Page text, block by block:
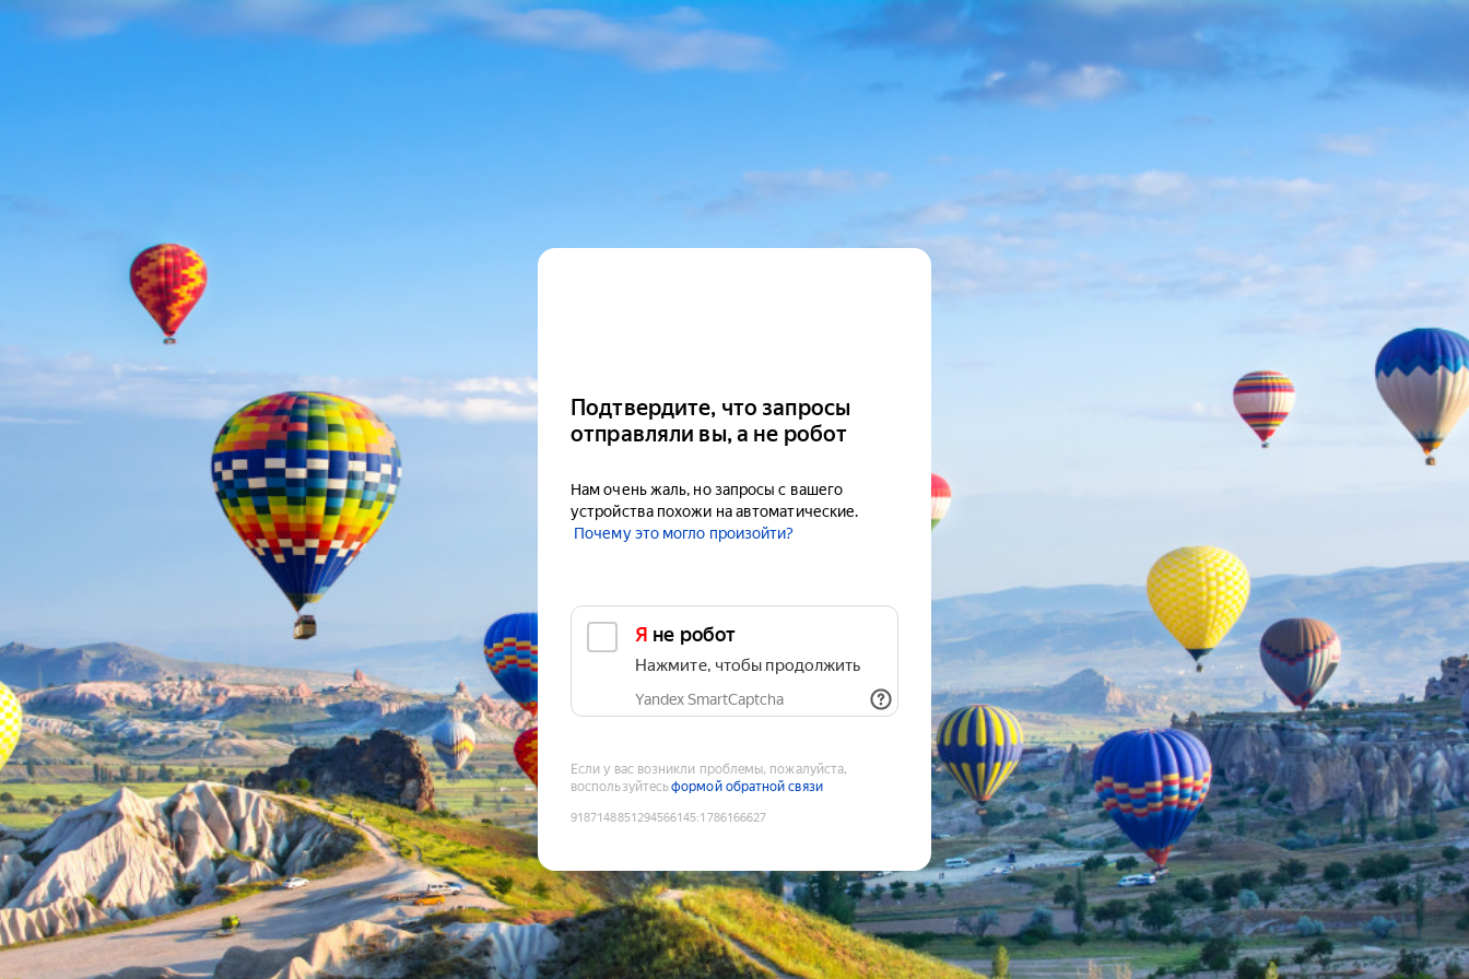
Подтвердите, что запросы
отправляли вы, а не робот
Нам очень жаль, но запросы с вашего
устройства похожи на автоматические.
Почему это могло произойти?
Я не робот
Нажмите, чтобы продолжить
Yandex SmartCaptcha
Если у вас возникли проблемы, пожалуйста,
воспользуйтесьформой обратной связи
9187148851294566145:1786166627